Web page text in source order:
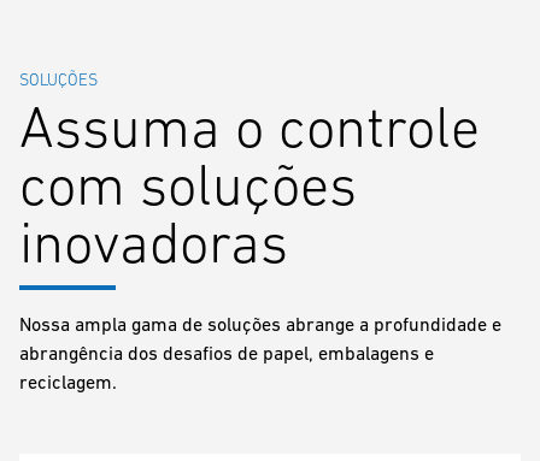
SOLUÇÕES
Assuma o controle
com soluções
inovadoras
Nossa ampla gama de soluções abrange a profundidade e
abrangência dos desafios de papel, embalagens e
reciclagem.